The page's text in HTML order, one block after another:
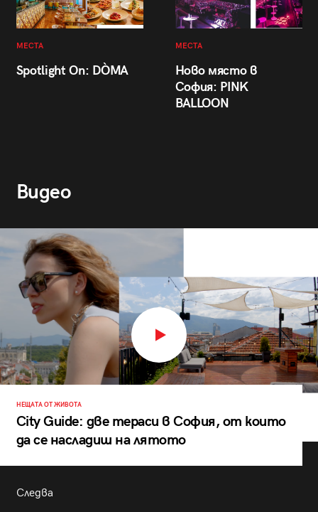
МЕСТА
Spotlight On: DÒMA
МЕСТА
Ново място в
София: PINK
BALLOON
Видео
НЕЩАТА ОТ ЖИВОТА
City Guide: две тераси в София, от които
да се насладиш на лятото
Следва